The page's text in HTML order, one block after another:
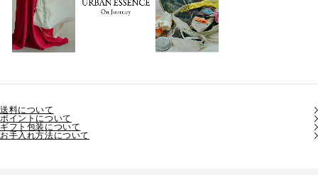
送料について
ポイントについて
ギフト包装について
お手入れ方法について